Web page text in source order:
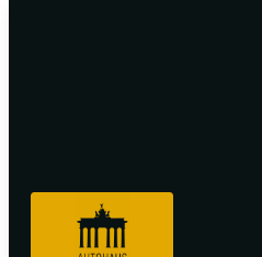
Fahrzeugnummer: A06856